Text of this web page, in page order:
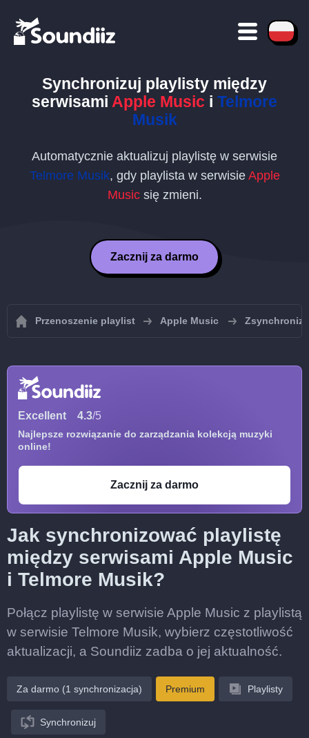
Synchronizuj playlisty między
serwisami Apple Music i Telmore
Musik
Automatycznie aktualizuj playlistę w serwisie
Telmore Musik, gdy playlista w serwisie Apple
Musicsię zmieni.
Zacznij za darmo
Przenoszenie playlist Apple Music
Excellent 4.3/5
Najlepsze rozwiązanie do zarządzania kolekcją muzyki
online!
Zacznij za darmo
Jak synchronizować playlistę
między serwisami Apple Music
i Telmore Musik?
Połącz playlistę w serwisie Apple Music z playlistą
w serwisie Telmore Musik, wybierz częstotliwość
aktualizacji, a Soundiiz zadba o jej aktualność.
Za darmo (1 synchronizacja) Premium Playlisty
Synchronizuj